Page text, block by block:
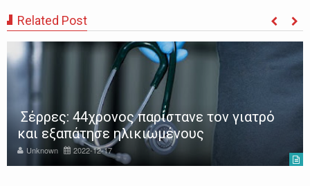
Related Post
Σέρρες: 44χρονος παρίστανε τον γιατρό
και εξαπάτησε ηλικιωμένους
Unknown 2022-12-17